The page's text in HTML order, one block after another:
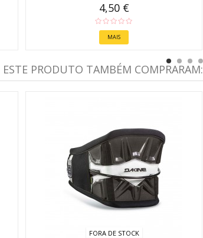
4,50 €
MAIS
PRODUTO TAMBÉM COMPRARAM:
FORA DE STOCK